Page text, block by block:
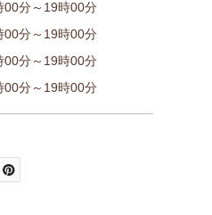
00分～19時00分
00分～19時00分
00分～19時00分
00分～19時00分